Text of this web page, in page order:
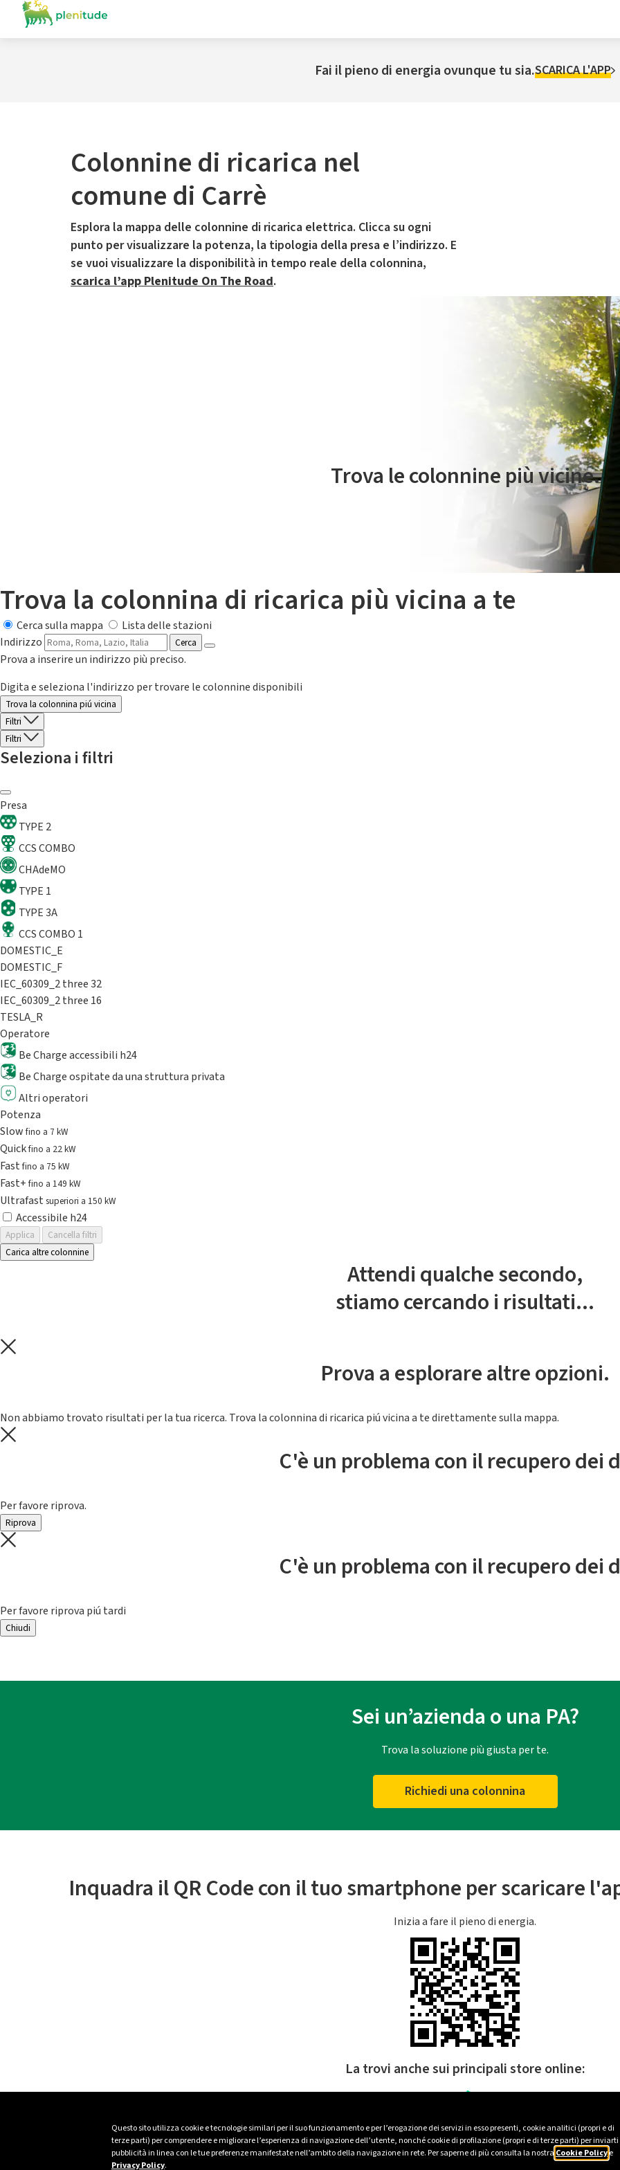
Questo sito utilizza cookie e tecnologie similari per il suo funzionamento e per l’erogazione dei servizi in esso presenti, cookie analitici (propri e di
terze parti) per comprendere e migliorare l’esperienza di navigazione dell’utente, nonché cookie di profilazione (propri e di terze parti) per inviarti
pubblicità in linea con le tue preferenze manifestate nell’ambito della navigazione in rete. Per saperne di più consulta la nostra Cookie Policye
Privacy Policy.
Fai il pieno di energia ovunque tu sia.SCARICA L'APP
Colonnine di ricarica nel
comune di Carrè
Esplora la mappa delle colonnine di ricarica elettrica. Clicca su ogni
punto per visualizzare la potenza, la tipologia della presa e l’indirizzo. E
se vuoi visualizzare la disponibilità in tempo reale della colonnina,
scarica l’app Plenitude On The Road.
Il servizio di mobilità elettrica è gestito da Plenitude On The Road
Trova le colonnine più vicine.
Trova la colonnina di ricarica più vicina a te
Cerca sulla mappa
Lista delle stazioni
Indirizzo
Cerca
Prova a inserire un indirizzo più preciso.
Digita e seleziona l'indirizzo per trovare le colonnine disponibili
Trova la colonnina piú vicina
Filtri
Filtri
Seleziona i filtri
Presa
TYPE 2
CCS COMBO
CHAdeMO
TYPE 1
TYPE 3A
CCS COMBO 1
DOMESTIC_E
DOMESTIC_F
IEC_60309_2 three 32
IEC_60309_2 three 16
TESLA_R
Operatore
Be Charge accessibili h24
Be Charge ospitate da una struttura privata
Altri operatori
Potenza
Slowfino a 7 kW
Quickfino a 22 kW
Fastfino a 75 kW
Fast+fino a 149 kW
Ultrafast superiori a 150 kW
Accessibile h24
Applica
Cancella filtri
Carica altre colonnine
Attendi qualche secondo,
stiamo cercando i risultati...
Prova a esplorare altre opzioni.
Non abbiamo trovato risultati per la tua ricerca. Trova la colonnina di ricarica piú vicina a te direttamente sulla mappa.
C'è un problema con il recupero dei
Per favore riprova.
Riprova
C'è un problema con il recupero dei
Per favore riprova piú tardi
Chiudi
Sei un’azienda o una PA?
Trova la soluzione più giusta per te.
Richiedi una colonnina
Inquadra il QR Code con il tuo smartphone per scaricare
Inizia a fare il pieno di energia.
La trovi anche sui principali store online: